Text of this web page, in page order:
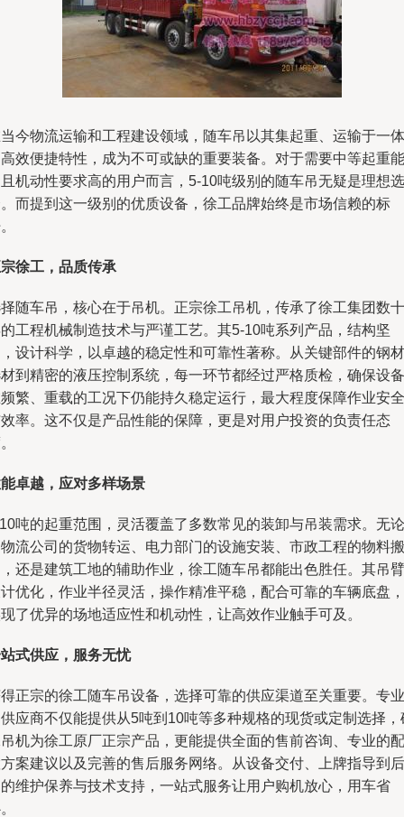
今物流运输和工程建设领域，随车吊以其集起重、运输于一体
效便捷特性，成为不可或缺的重要装备。对于需要中等起重能
机动性要求高的用户而言，5-10吨级别的随车吊无疑是理想选
而提到这一级别的优质设备，徐工品牌始终是市场信赖的标
徐工，品质传承
随车吊，核心在于吊机。正宗徐工吊机，传承了徐工集团数十
工程机械制造技术与严谨工艺。其5-10吨系列产品，结构坚
设计科学，以卓越的稳定性和可靠性著称。从关键部件的钢材
到精密的液压控制系统，每一环节都经过严格质检，确保设备
繁、重载的工况下仍能持久稳定运行，最大程度保障作业安全
率。这不仅是产品性能的保障，更是对用户投资的负责任态
卓越，应对多样场景
吨的起重范围，灵活覆盖了多数常见的装卸与吊装需求。无论
流公司的货物转运、电力部门的设施安装、市政工程的物料搬
还是建筑工地的辅助作业，徐工随车吊都能出色胜任。其吊臂
优化，作业半径灵活，操作精准平稳，配合可靠的车辆底盘，
了优异的场地适应性和机动性，让高效作业触手可及。
式供应，服务无忧
正宗的徐工随车吊设备，选择可靠的供应渠道至关重要。专业
应商不仅能提供从5吨到10吨等多种规格的现货或定制选择，
机为徐工原厂正宗产品，更能提供全面的售前咨询、专业的配
案建议以及完善的售后服务网络。从设备交付、上牌指导到后
维护保养与技术支持，一站式服务让用户购机放心，用车省